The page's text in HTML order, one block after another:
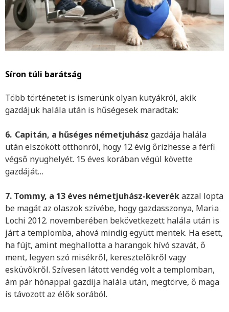
Síron túli barátság
Több történetet is ismerünk olyan kutyákról, akik
gazdájuk halála után is hűségesek maradtak:
6. Capitán, a hűséges németjuhász gazdája halála
után elszökött otthonról, hogy 12 évig őrizhesse a férfi
végső nyughelyét. 15 éves korában végül követte
gazdáját…
7. Tommy, a 13 éves németjuhász-keverékazzal lopta
be magát az olaszok szívébe, hogy gazdasszonya, Maria
Lochi 2012. novemberében bekövetkezett halála után is
járt a templomba, ahová mindig együtt mentek. Ha esett,
ha fújt, amint meghallotta a harangok hívó szavát, ő
ment, legyen szó misékről, keresztelőkről vagy
esküvőkről. Szívesen látott vendég volt a templomban,
ám pár hónappal gazdija halála után, megtörve, ő maga
is távozott az élők sorából.